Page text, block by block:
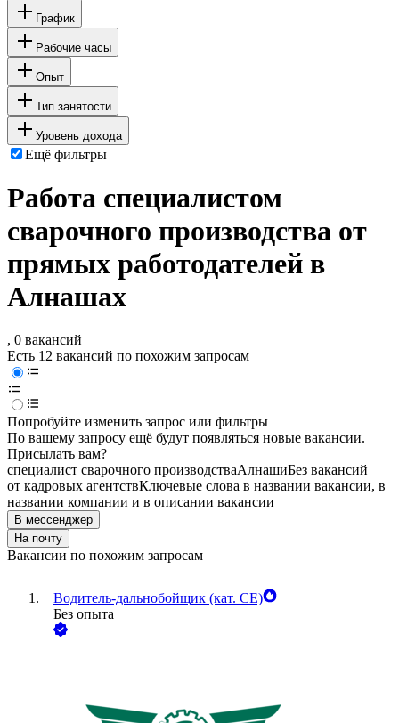
График
Рабочие часы
Опыт
Тип занятости
Уровень дохода
Ещё фильтры
Работа специалистом
сварочного производства от
прямых работодателей в
Алнашах
, 0 вакансий
Есть 12 вакансий по похожим запросам
Попробуйте изменить запрос или фильтры
По вашему запросу ещё будут появляться новые вакансии.
Присылать вам?
специалист сварочного производстваАлнашиБез вакансий
от кадровых агентствКлючевые слова в названии вакансии, в
названии компании и в описании вакансии
В мессенджер
На почту
Вакансии по похожим запросам
Водитель-дальнобойщик (кат. CE)
Без опыта